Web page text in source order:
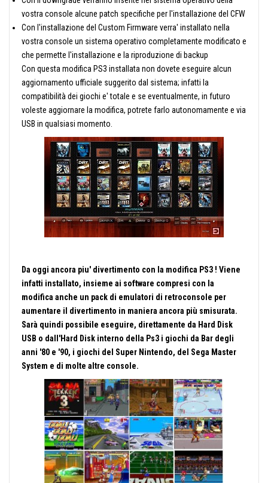
vostra console alcune patch specifiche per l'installazione del CFW
Con l'installazione del Custom Firmware verra' installato nella
vostra console un sistema operativo completamente modificato e
che permette l'installazione e la riproduzione di backup
Con questa modifica PS3 installata non dovete eseguire alcun
aggiornamento ufficiale suggerito dal sistema; infatti la
compatibilità dei giochi e' totale e se eventualmente, in futuro
voleste aggiornare la modifica, potrete farlo autonomamente e via
USB in qualsiasi momento.
Da oggi ancora piu' divertimento con la modifica PS3 ! Viene
infatti installato, insieme ai software compresi con la
modifica anche un pack di emulatori di retroconsole per
aumentare il divertimento in maniera ancora più smisurata.
Sarà quindi possibile eseguire, direttamente da Hard Disk
USB o dall'Hard Disk interno della Ps3 i giochi da Bar degli
anni '80 e '90, i giochi del Super Nintendo, del Sega Master
System e di molte altre console.